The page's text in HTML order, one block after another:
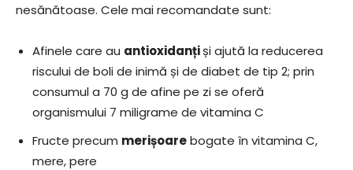
nesănătoase. Cele mai recomandate sunt:
Afinele care au antioxidanțiși ajută la reducerea
riscului de boli de inimă și de diabet de tip 2; prin
consumul a 70 g de afine pe zi se oferă
organismului 7 miligrame de vitamina C
Fructe precum merișoarebogate în vitamina C,
mere, pere